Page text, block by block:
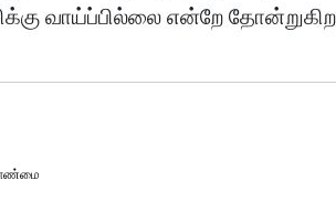
வாய்ப்பில்லை என்றே